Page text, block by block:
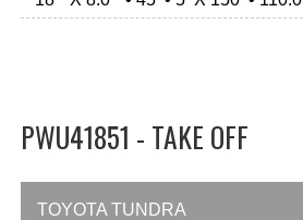
PWU41851 - TAKE OFF
TOYOTA TUNDRA